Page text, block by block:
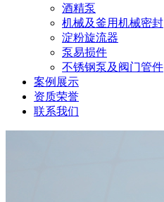
酒精泵
机械及釜用机械密封
淀粉旋流器
泵易损件
不锈钢泵及阀门管件
案例展示
资质荣誉
联系我们